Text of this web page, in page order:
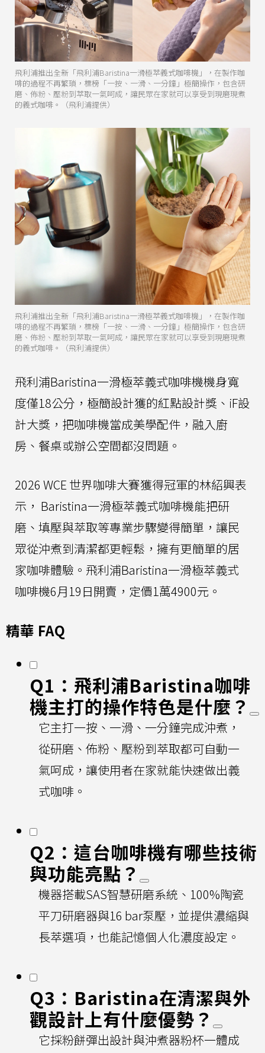
飛利浦推出全新「飛利浦Baristina一滑極萃義式咖啡機」，在製作咖
啡的過程不再繁瑣，標榜「一按、一滑、一分鐘」極簡操作，包含研
磨、佈粉、壓粉到萃取一氣呵成，讓民眾在家就可以享受到現磨現煮
的義式咖啡。（飛利浦提供）
飛利浦推出全新「飛利浦Baristina一滑極萃義式咖啡機」，在製作咖
啡的過程不再繁瑣，標榜「一按、一滑、一分鐘」極簡操作，包含研
磨、佈粉、壓粉到萃取一氣呵成，讓民眾在家就可以享受到現磨現煮
的義式咖啡。（飛利浦提供）
飛利浦Baristina一滑極萃義式咖啡機機身寬
度僅18公分，極簡設計獲的紅點設計獎、iF設
計大獎，把咖啡機當成美學配件，融入廚
房、餐桌或辦公空間都沒問題。
2026 WCE 世界咖啡大賽獲得冠軍的林紹興表
示， Baristina一滑極萃義式咖啡機能把研
磨、填壓與萃取等專業步驟變得簡單，讓民
眾從沖煮到清潔都更輕鬆，擁有更簡單的居
家咖啡體驗。飛利浦Baristina一滑極萃義式
咖啡機6月19日開賣，定價1萬4900元。
精華 FAQ
Q1：飛利浦Baristina咖啡
機主打的操作特色是什麼？
它主打一按、一滑、一分鐘完成沖煮，
從研磨、佈粉、壓粉到萃取都可自動一
氣呵成，讓使用者在家就能快速做出義
式咖啡。
Q2：這台咖啡機有哪些技術
與功能亮點？
機器搭載SAS智慧研磨系統、100%陶瓷
平刀研磨器與16 bar泵壓，並提供濃縮與
長萃選項，也能記憶個人化濃度設定。
Q3：Baristina在清潔與外
觀設計上有什麼優勢？
它採粉餅彈出設計與沖煮器粉杯一體成